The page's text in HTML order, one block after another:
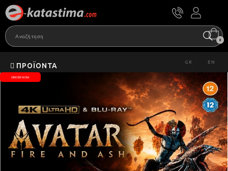
0
ΠΡΟΪΌΝΤΑ GR EN
ORDER NOW